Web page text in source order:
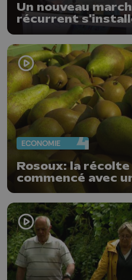
Un nouveau
récurrent
ECONOMIE
Rosoux: la
commencé avec